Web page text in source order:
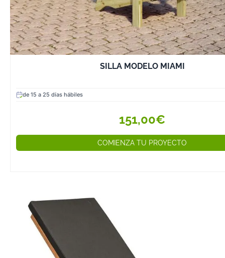
SILLA MODELO MIAMI
de 15 a 25 días hábiles
151,00€
COMIENZA TU PROYECTO